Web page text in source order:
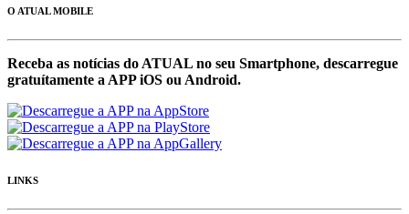
O ATUAL MOBILE
Receba as notícias do ATUAL no seu Smartphone, descarregue
gratuítamente a APP iOS ou Android.
LINKS